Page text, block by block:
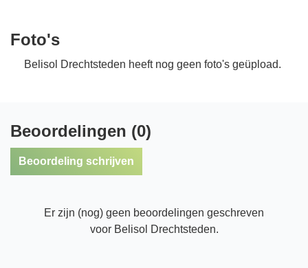
Foto's
Belisol Drechtsteden heeft nog geen foto's geüpload.
Beoordelingen (0)
Beoordeling schrijven
Er zijn (nog) geen beoordelingen geschreven
voor Belisol Drechtsteden.